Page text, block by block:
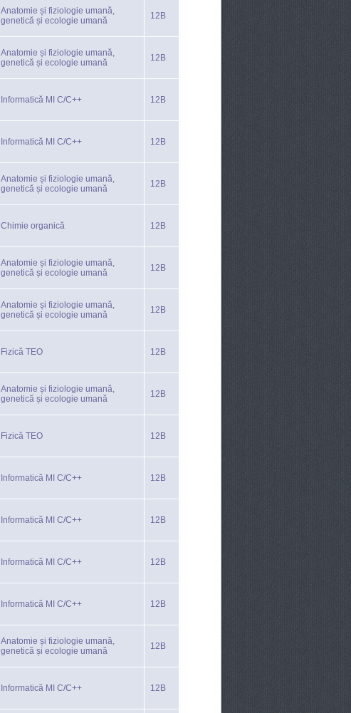
Anatomie și fiziologie umană,
genetică și ecologie umană
12B
Anatomie și fiziologie umană,
genetică și ecologie umană
12B
Informatică MI C/C++ 12B
Informatică MI C/C++ 12B
Anatomie și fiziologie umană,
genetică și ecologie umană
12B
Chimie organică 12B
Anatomie și fiziologie umană,
genetică și ecologie umană
12B
Anatomie și fiziologie umană,
genetică și ecologie umană
12B
Fizică TEO 12B
Anatomie și fiziologie umană,
genetică și ecologie umană
12B
Fizică TEO 12B
Informatică MI C/C++ 12B
Informatică MI C/C++ 12B
Informatică MI C/C++ 12B
Informatică MI C/C++ 12B
Anatomie și fiziologie umană,
genetică și ecologie umană
12B
Informatică MI C/C++ 12B